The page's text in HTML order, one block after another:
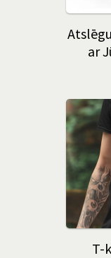
ar
T-